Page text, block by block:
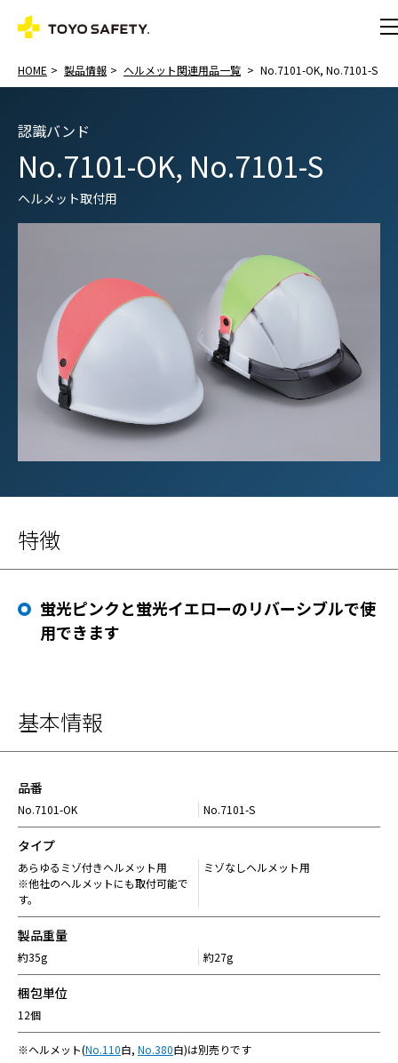
HOME 製品情報 ヘルメット関連用品一覧 No.7101-OK, No.7101-S
認識バンド
No.7101-OK, No.7101-S
ヘルメット取付用
特徴
蛍光ピンクと蛍光イエローのリバーシブルで使
用できます
基本情報
品番
No.7101-OK No.7101-S
タイプ
あらゆるミゾ付きヘルメット用
※他社のヘルメットにも取付可能で
す。
ミゾなしヘルメット用
製品重量
約35g 約27g
梱包単位
12個
※ヘルメット(No.110白, No.380白)は別売りです